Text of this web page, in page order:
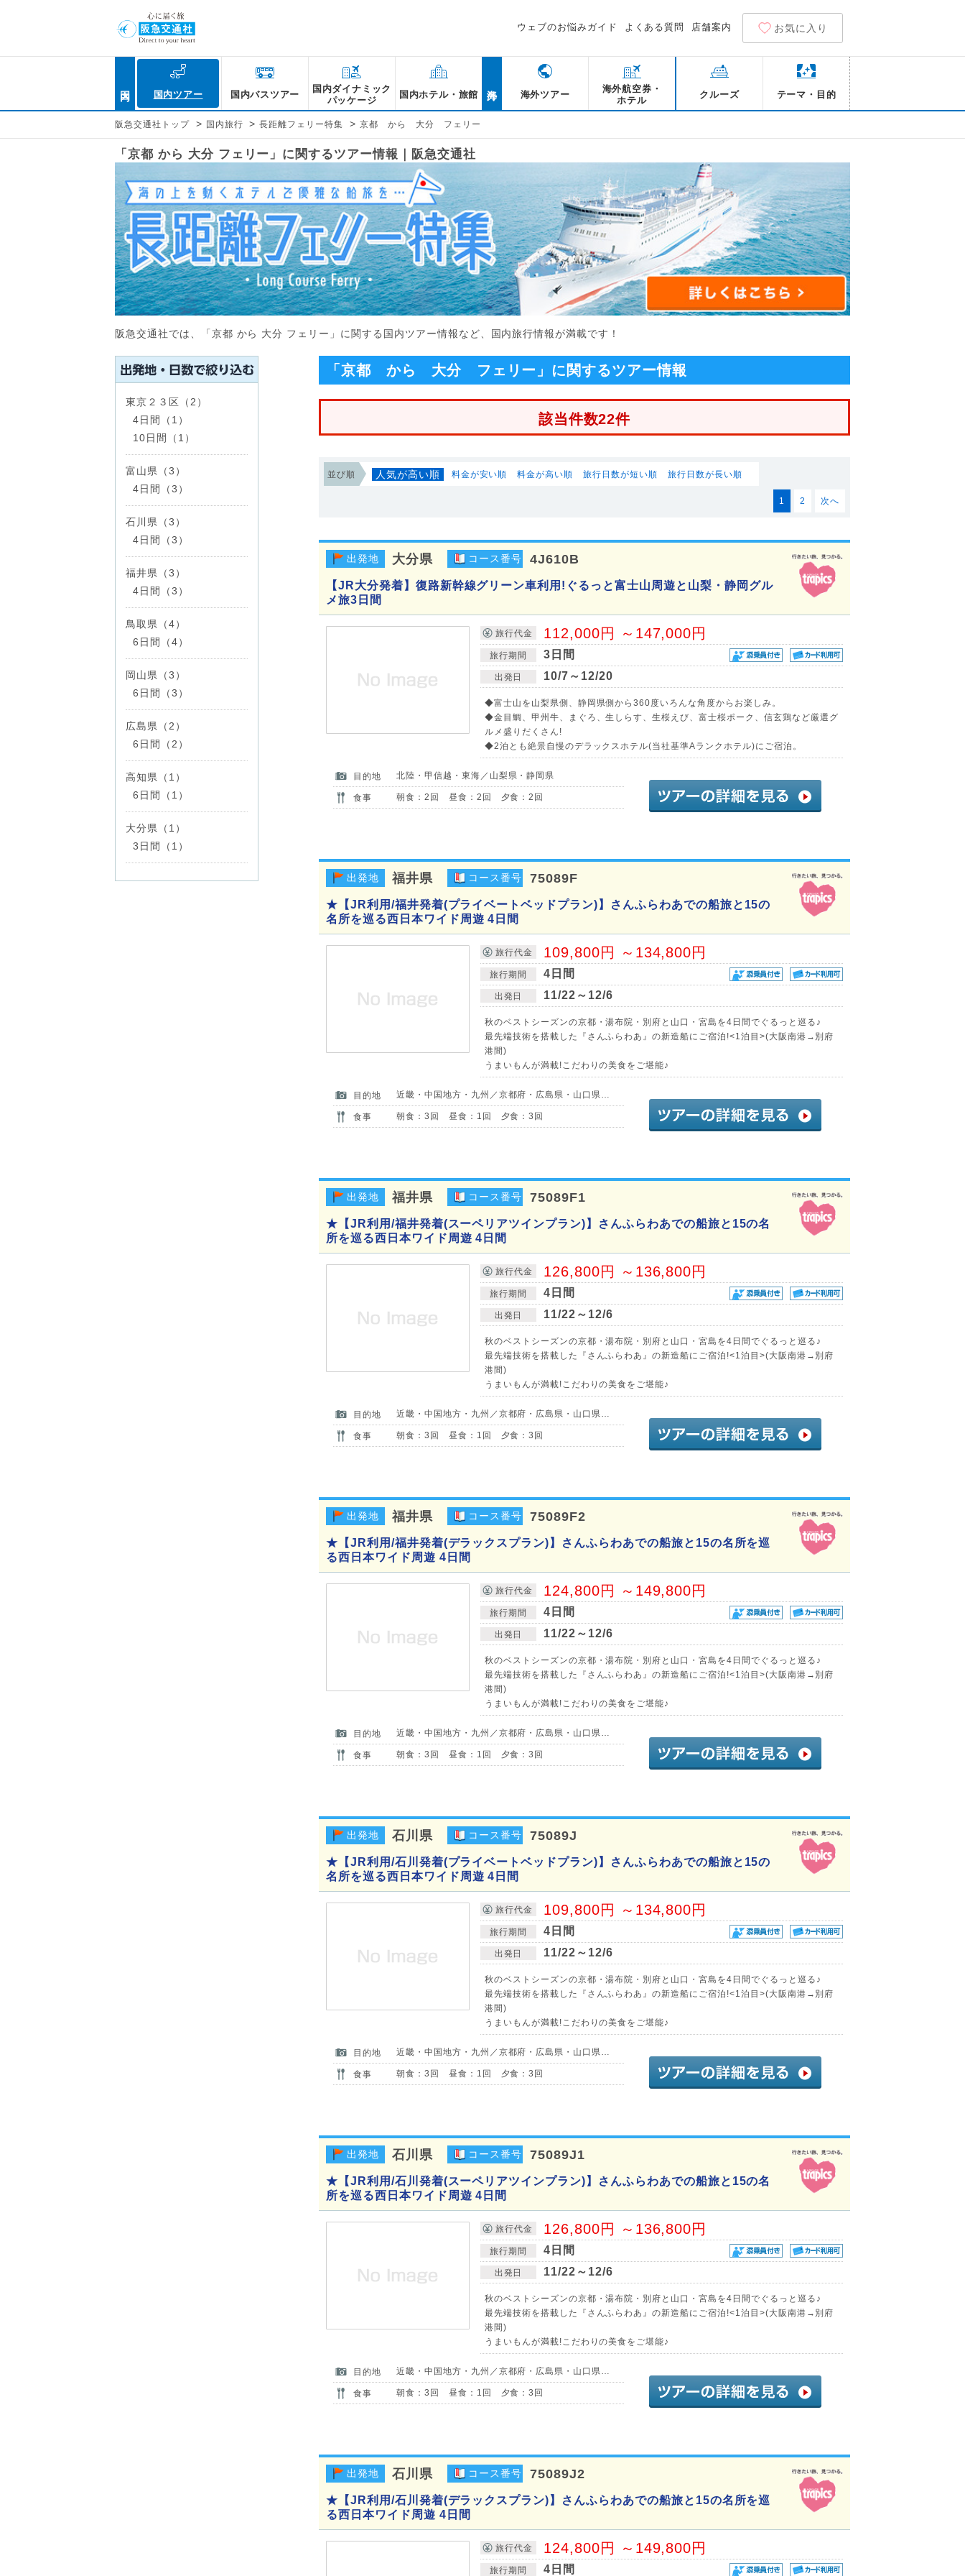
ウェブのお悩みガイド よくある質問 店舗案内 お気に入り
国内ツアー 国内バスツアー
国内ダイナミック
パッケージ
国内ホテル・旅館 海外ツアー
海外航空券・
ホテル
クルーズ テーマ・目的
阪急交通社トップ > 国内旅行 > 長距離フェリー特集 > 京都 から 大分 フェリー
「京都 から 大分 フェリー」に関するツアー情報｜阪急交通社
阪急交通社では、「京都 から 大分 フェリー」に関する国内ツアー情報など、国内旅行情報が満載です！
「京都 から 大分 フェリー」に関するツアー情報
該当件数22件
並び順 人気が高い順 料金が安い順 料金が高い順 旅行日数が短い順 旅行日数が長い順
1 2 次へ
出発地 大分県 コース番号 4J610B
【JR大分発着】復路新幹線グリーン車利用!ぐるっと富士山周遊と山梨・静岡グル
メ旅3日間
旅行代金 112,000円 ～147,000円
旅行期間 3日間
出発日 10/7～12/20
◆富士山を山梨県側、静岡県側から360度いろんな角度からお楽しみ。
◆金目鯛、甲州牛、まぐろ、生しらす、生桜えび、富士桜ポーク、信玄鶏など厳選グ
ルメ盛りだくさん!
◆2泊とも絶景自慢のデラックスホテル(当社基準Aランクホテル)にご宿泊。
目的地 北陸・甲信越・東海／山梨県・静岡県
食事 朝食：2回 昼食：2回 夕食：2回
出発地 福井県 コース番号 75089F
★【JR利用/福井発着(プライベートベッドプラン)】さんふらわあでの船旅と15の
名所を巡る西日本ワイド周遊 4日間
旅行代金 109,800円 ～134,800円
旅行期間 4日間
出発日 11/22～12/6
秋のベストシーズンの京都・湯布院・別府と山口・宮島を4日間でぐるっと巡る♪
最先端技術を搭載した『さんふらわあ』の新造船にご宿泊!<1泊目>(大阪南港→別府
港間)
うまいもんが満載!こだわりの美食をご堪能♪
目的地 近畿・中国地方・九州／京都府・広島県・山口県・大分県
食事 朝食：3回 昼食：1回 夕食：3回
出発地 福井県 コース番号 75089F1
★【JR利用/福井発着(スーペリアツインプラン)】さんふらわあでの船旅と15の名
所を巡る西日本ワイド周遊 4日間
旅行代金 126,800円 ～136,800円
旅行期間 4日間
出発日 11/22～12/6
秋のベストシーズンの京都・湯布院・別府と山口・宮島を4日間でぐるっと巡る♪
最先端技術を搭載した『さんふらわあ』の新造船にご宿泊!<1泊目>(大阪南港→別府
港間)
うまいもんが満載!こだわりの美食をご堪能♪
目的地 近畿・中国地方・九州／京都府・広島県・山口県・大分県
食事 朝食：3回 昼食：1回 夕食：3回
出発地 福井県 コース番号 75089F2
★【JR利用/福井発着(デラックスプラン)】さんふらわあでの船旅と15の名所を巡
る西日本ワイド周遊 4日間
旅行代金 124,800円 ～149,800円
旅行期間 4日間
出発日 11/22～12/6
秋のベストシーズンの京都・湯布院・別府と山口・宮島を4日間でぐるっと巡る♪
最先端技術を搭載した『さんふらわあ』の新造船にご宿泊!<1泊目>(大阪南港→別府
港間)
うまいもんが満載!こだわりの美食をご堪能♪
目的地 近畿・中国地方・九州／京都府・広島県・山口県・大分県
食事 朝食：3回 昼食：1回 夕食：3回
出発地 石川県 コース番号 75089J
★【JR利用/石川発着(プライベートベッドプラン)】さんふらわあでの船旅と15の
名所を巡る西日本ワイド周遊 4日間
旅行代金 109,800円 ～134,800円
旅行期間 4日間
出発日 11/22～12/6
秋のベストシーズンの京都・湯布院・別府と山口・宮島を4日間でぐるっと巡る♪
最先端技術を搭載した『さんふらわあ』の新造船にご宿泊!<1泊目>(大阪南港→別府
港間)
うまいもんが満載!こだわりの美食をご堪能♪
目的地 近畿・中国地方・九州／京都府・広島県・山口県・大分県
食事 朝食：3回 昼食：1回 夕食：3回
出発地 石川県 コース番号 75089J1
★【JR利用/石川発着(スーペリアツインプラン)】さんふらわあでの船旅と15の名
所を巡る西日本ワイド周遊 4日間
旅行代金 126,800円 ～136,800円
旅行期間 4日間
出発日 11/22～12/6
秋のベストシーズンの京都・湯布院・別府と山口・宮島を4日間でぐるっと巡る♪
最先端技術を搭載した『さんふらわあ』の新造船にご宿泊!<1泊目>(大阪南港→別府
港間)
うまいもんが満載!こだわりの美食をご堪能♪
目的地 近畿・中国地方・九州／京都府・広島県・山口県・大分県
食事 朝食：3回 昼食：1回 夕食：3回
出発地 石川県 コース番号 75089J2
★【JR利用/石川発着(デラックスプラン)】さんふらわあでの船旅と15の名所を巡
る西日本ワイド周遊 4日間
旅行代金 124,800円 ～149,800円
旅行期間 4日間
東京２３区（2）
4日間（1）
10日間（1）
富山県（3）
4日間（3）
石川県（3）
4日間（3）
福井県（3）
4日間（3）
鳥取県（4）
6日間（4）
岡山県（3）
6日間（3）
広島県（2）
6日間（2）
高知県（1）
6日間（1）
大分県（1）
3日間（1）